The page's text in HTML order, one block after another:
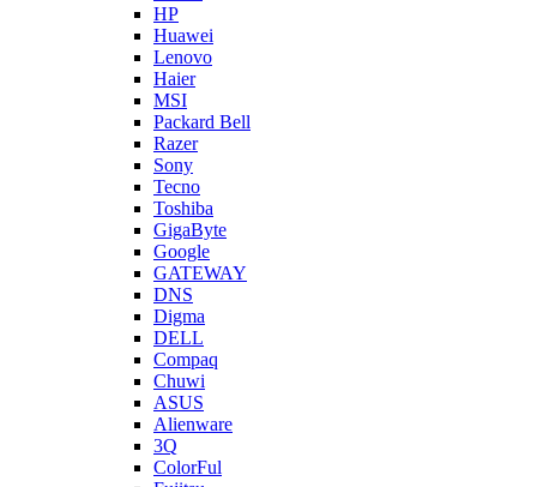
HP
Huawei
Lenovo
Haier
MSI
Packard Bell
Razer
Sony
Tecno
Toshiba
GigaByte
Google
GATEWAY
DNS
Digma
DELL
Compaq
Chuwi
ASUS
Alienware
3Q
ColorFul